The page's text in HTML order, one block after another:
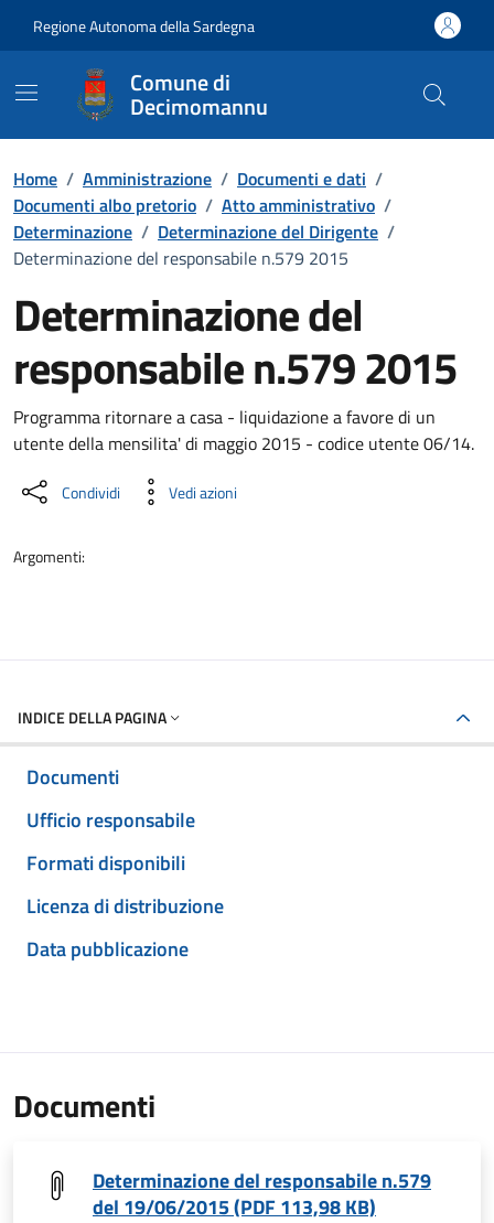
Regione Autonoma della Sardegna
Comune di
Decimomannu
Home / Amministrazione / Documenti e dati /
Documenti albo pretorio / Atto amministrativo /
Determinazione / Determinazione del Dirigente /
Determinazione del responsabile n.579 2015
Determinazione del
responsabile n.579 2015
Dettaglio del documento
Programma ritornare a casa - liquidazione a favore di un
utente della mensilita' di maggio 2015 - codice utente 06/14.
Condividi Vedi azioni
Argomenti:
INDICE DELLA PAGINA
Documenti
Ufficio responsabile
Formati disponibili
Licenza di distribuzione
Data pubblicazione
Documenti
Determinazione del responsabile n.579
del 19/06/2015 (PDF 113,98 KB)